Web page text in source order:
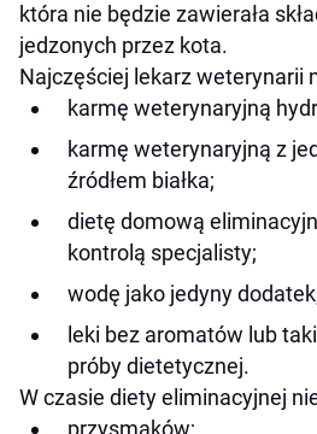
która nie będzie zawierała
jedzonych przez kota.
Najczęściej lekarz weterynarii
karmę weterynaryjną
karmę weterynaryjną z
źródłem białka;
dietę domową
kontrolą specjalisty;
wodę jako jedyny
leki bez aromatów lub
próby dietetycznej.
W czasie diety eliminacyjnej
przysmaków;